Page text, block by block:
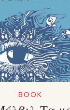
BOOK